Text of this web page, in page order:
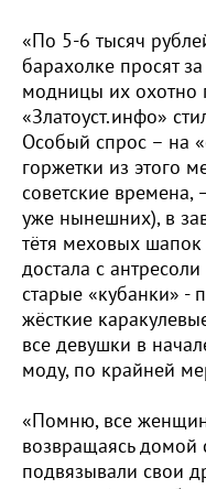
«По 5-6 тысяч
барахолке просят
модницы их охотно
«Златоуст.инфо»
Особый спрос – на
горжетки из этого
советские времена,
уже нынешних), в
тётя меховых шапок
достала с
старые «кубанки» -
жёсткие
все девушки в
моду, по крайней
«Помню, все
возвращаясь домой
подвязывали свои